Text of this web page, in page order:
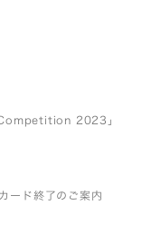
2023」
ード終了のご案内